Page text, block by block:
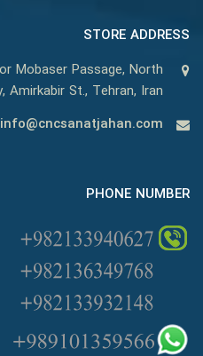
STORE ADDRESS
Mobaser Passage, North
Amirkabir St., Tehran, Iran
info@cncsanatjahan.com
PHONE NUMBER